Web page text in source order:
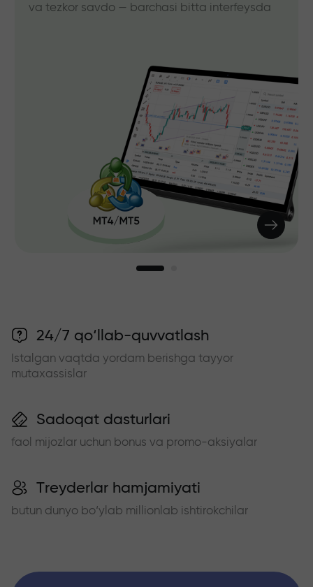
va tezkor savdo — barchasi bitta interfeysda
24/7 qo‘llab-quvvatlash
Istalgan vaqtda yordam berishga tayyor
mutaxassislar
Sadoqat dasturlari
faol mijozlar uchun bonus va promo-aksiyalar
Treyderlar hamjamiyati
butun dunyo bo‘ylab millionlab ishtirokchilar